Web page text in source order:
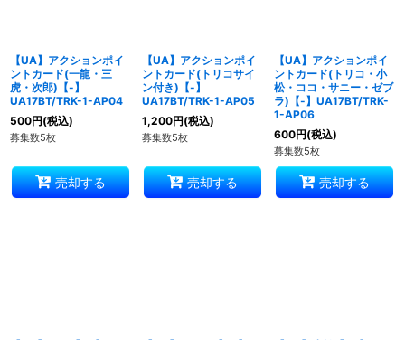
【UA】アクションポイ
ントカード(一龍・三
虎・次郎)【-】
UA17BT/TRK-1-AP04
500円(税込)
募集数5枚
売却する
【UA】アクションポイ
ントカード(トリコサイ
ン付き)【-】
UA17BT/TRK-1-AP05
1,200円(税込)
募集数5枚
売却する
【UA】アクションポイ
ントカード(トリコ・小
松・ココ・サニー・ゼブ
ラ)【-】UA17BT/TRK-
1-AP06
600円(税込)
募集数5枚
売却する